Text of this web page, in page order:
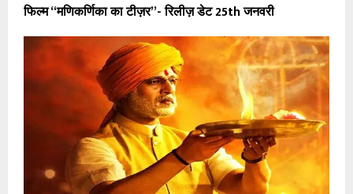
फिल्म “मणिकर्णिका का टीज़र”- रिलीज़ डेट 25th जनवरी